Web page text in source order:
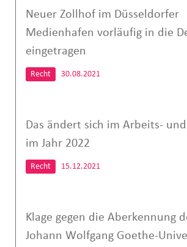
Neuer Zollhof im Düsseldorfer
Medienhafen vorläufig in die
eingetragen
Recht 30.08.2021
Das ändert sich im Arbeits-
im Jahr 2022
Recht 15.12.2021
Klage gegen die Aberkennung
Johann Wolfgang Goethe-